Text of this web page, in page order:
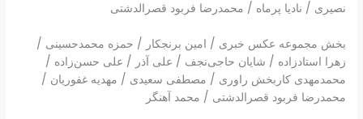
نصیری / نادیا پرماه / محمدرضا فربود قصرالدشتی
بخش مجموعه عکس خبری / امین برنجکار / حمزه محمدحسینی /
زهرا استادزاده / شایان حاجی‌نجف / علی آذر / علی حسن‌زاده /
محمدمهدی کاربخش راوری / مصطفی سعیدی / مهدیه غفوریان /
محمدرضا فربود قصرالدشتی / محمد آهنگر